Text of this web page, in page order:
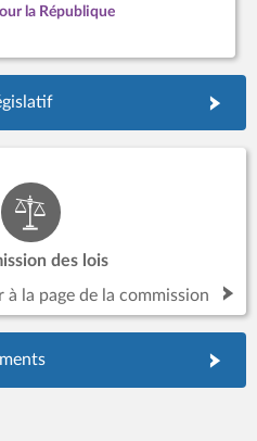
la République
des lois
à la page de la commission